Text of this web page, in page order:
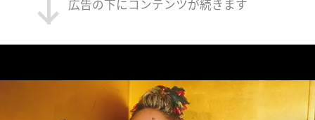
広告の下にコンテンツが続きます